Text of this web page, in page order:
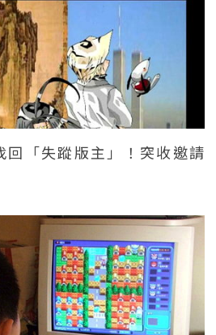
回「失蹤版主」！突收邀請